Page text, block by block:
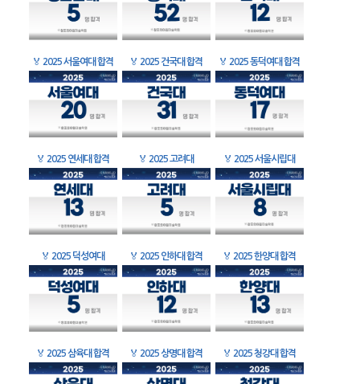
🏅 2025 서울여대 합격 🏅 2025 건국대 합격 🏅 2025 동덕여대 합격
🏅 2025 연세대 합격 🏅 2025 고려대 🏅 2025 서울시립대
🏅 2025 덕성여대 🏅 2025 인하대 합격 🏅 2025 한양대 합격
🏅 2025 삼육대 합격 🏅 2025 상명대 합격 🏅 2025 청강대 합격